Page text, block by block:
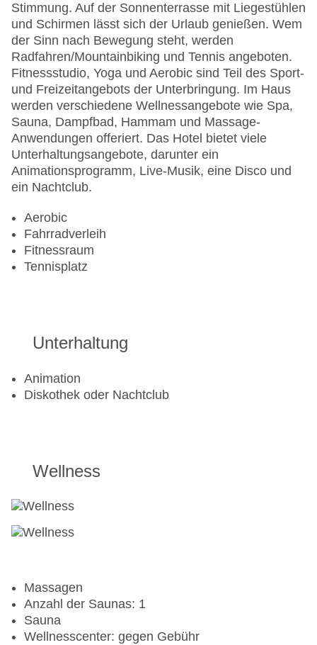
Stimmung. Auf der Sonnenterrasse mit Liegestühlen
und Schirmen lässt sich der Urlaub genießen. Wem
der Sinn nach Bewegung steht, werden
Radfahren/Mountainbiking und Tennis angeboten.
Fitnessstudio, Yoga und Aerobic sind Teil des Sport-
und Freizeitangebots der Unterbringung. Im Haus
werden verschiedene Wellnessangebote wie Spa,
Sauna, Dampfbad, Hammam und Massage-
Anwendungen offeriert. Das Hotel bietet viele
Unterhaltungsangebote, darunter ein
Animationsprogramm, Live-Musik, eine Disco und
ein Nachtclub.
Aerobic
Fahrradverleih
Fitnessraum
Tennisplatz
Unterhaltung
Animation
Diskothek oder Nachtclub
Wellness
Massagen
Anzahl der Saunas: 1
Sauna
Wellnesscenter: gegen Gebühr